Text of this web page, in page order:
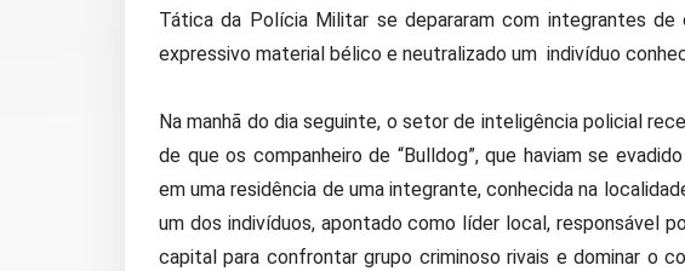
Tática da Polícia Militar se depararam com integrantes de
expressivo material bélico e neutralizado um indivíduo
Na manhã do dia seguinte, o setor de inteligência policial
de que os companheiro de “Bulldog”, que haviam se
em uma residência de uma integrante, conhecida na
um dos indivíduos, apontado como líder local, responsável
capital para confrontar grupo criminoso rivais e dominar o